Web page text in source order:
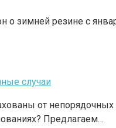
зимней резине с
случаи
от непорядочных
Предлагаем…